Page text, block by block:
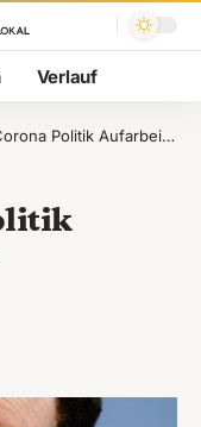
Verlauf
Politik Aufarbeitung startet